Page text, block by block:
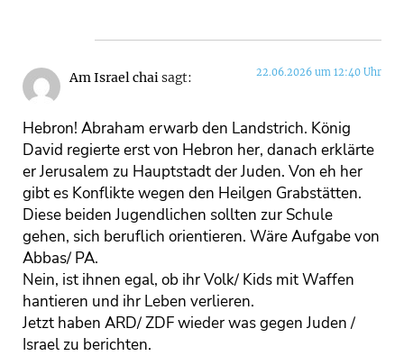
Am Israel chaisagt: 22.06.2026 um 12:40 Uhr
Hebron! Abraham erwarb den Landstrich. König
David regierte erst von Hebron her, danach erklärte
er Jerusalem zu Hauptstadt der Juden. Von eh her
gibt es Konflikte wegen den Heilgen Grabstätten.
Diese beiden Jugendlichen sollten zur Schule
gehen, sich beruflich orientieren. Wäre Aufgabe von
Abbas/ PA.
Nein, ist ihnen egal, ob ihr Volk/ Kids mit Waffen
hantieren und ihr Leben verlieren.
Jetzt haben ARD/ ZDF wieder was gegen Juden /
Israel zu berichten.